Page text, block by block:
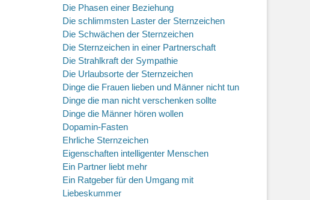
Die Phasen einer Beziehung
Die schlimmsten Laster der Sternzeichen
Die Schwächen der Sternzeichen
Die Sternzeichen in einer Partnerschaft
Die Strahlkraft der Sympathie
Die Urlaubsorte der Sternzeichen
Dinge die Frauen lieben und Männer nicht tun
Dinge die man nicht verschenken sollte
Dinge die Männer hören wollen
Dopamin-Fasten
Ehrliche Sternzeichen
Eigenschaften intelligenter Menschen
Ein Partner liebt mehr
Ein Ratgeber für den Umgang mit
Liebeskummer